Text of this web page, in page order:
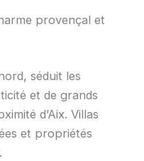
provençal et
séduit les
et de grands
d’Aix. Villas
et propriétés